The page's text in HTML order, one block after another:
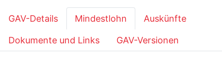
GAV-Details Mindestlohn Auskünfte
Dokumente und Links GAV-Versionen